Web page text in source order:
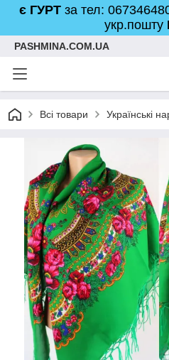
є ГУРТ за тел:
укр.пошту
PASHMINA.COM.UA
Всі товари Українські